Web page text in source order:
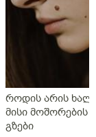
როდის არის
მისი მოშორების
გზები